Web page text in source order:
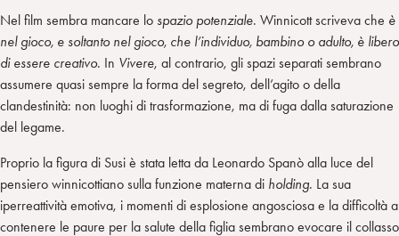
Nel film sembra mancare lo spazio potenziale. Winnicott scriveva che è
nel gioco, e soltanto nel gioco, che l’individuo, bambino o adulto, è libero
di essere creativo. In Vivere, al contrario, gli spazi separati sembrano
assumere quasi sempre la forma del segreto, dell’agito o della
clandestinità: non luoghi di trasformazione, ma di fuga dalla saturazione
del legame.
Proprio la figura di Susi è stata letta da Leonardo Spanò alla luce del
pensiero winnicottiano sulla funzione materna di holding. La sua
iperreattività emotiva, i momenti di esplosione angosciosa e la difficoltà a
contenere le paure per la salute della figlia sembrano evocare il collasso